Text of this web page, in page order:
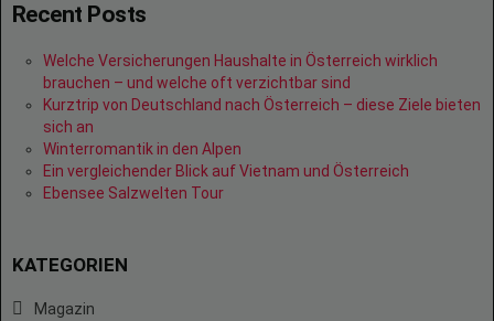
Recent Posts
Welche Versicherungen Haushalte in Österreich wirklich
brauchen – und welche oft verzichtbar sind
Kurztrip von Deutschland nach Österreich – diese Ziele bieten
sich an
Winterromantik in den Alpen
Ein vergleichender Blick auf Vietnam und Österreich
Ebensee Salzwelten Tour
KATEGORIEN
Magazin